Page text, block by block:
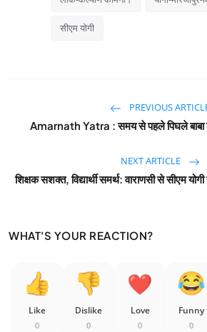
सीएम योगी
PREVIOUS
Amarnath Yatra : समय से पहले पिघले बाबा
NEXT ARTICLE
शिक्षक सशक्त, विद्यार्थी समर्थ: वाराणसी से सीएम
WHAT'S YOUR REACTION?
Like
0
Dislike
0
Love
0
Funny
0